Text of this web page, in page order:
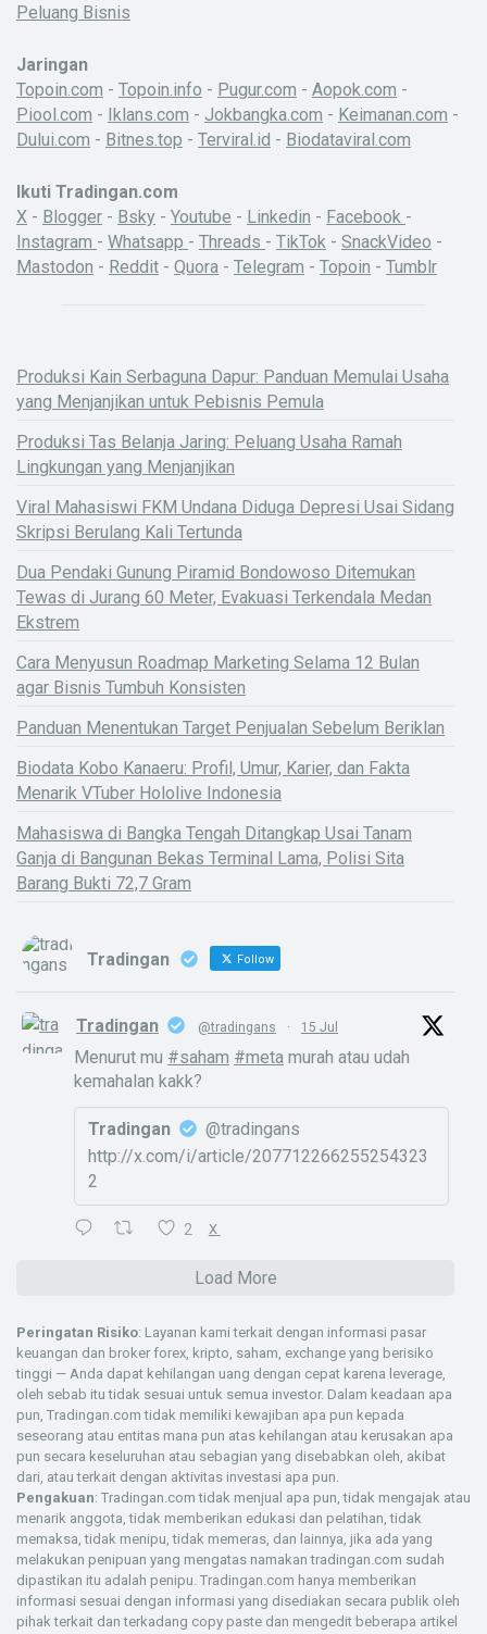
Peluang Bisnis
Jaringan
Topoin.com - Topoin.info - Pugur.com - Aopok.com -
Piool.com - Iklans.com - Jokbangka.com - Keimanan.com -
Dului.com - Bitnes.top - Terviral.id - Biodataviral.com
Ikuti Tradingan.com
X - Blogger - Bsky - Youtube - Linkedin - Facebook -
Instagram - Whatsapp - Threads - TikTok - SnackVideo -
Mastodon - Reddit - Quora - Telegram - Topoin - Tumblr
Produksi Kain Serbaguna Dapur: Panduan Memulai Usaha
yang Menjanjikan untuk Pebisnis Pemula
Produksi Tas Belanja Jaring: Peluang Usaha Ramah
Lingkungan yang Menjanjikan
Viral Mahasiswi FKM Undana Diduga Depresi Usai Sidang
Skripsi Berulang Kali Tertunda
Dua Pendaki Gunung Piramid Bondowoso Ditemukan
Tewas di Jurang 60 Meter, Evakuasi Terkendala Medan
Ekstrem
Cara Menyusun Roadmap Marketing Selama 12 Bulan
agar Bisnis Tumbuh Konsisten
Panduan Menentukan Target Penjualan Sebelum Beriklan
Biodata Kobo Kanaeru: Profil, Umur, Karier, dan Fakta
Menarik VTuber Hololive Indonesia
Mahasiswa di Bangka Tengah Ditangkap Usai Tanam
Ganja di Bangunan Bekas Terminal Lama, Polisi Sita
Barang Bukti 72,7 Gram
Tradingan Follow
Tradingan @tradingans · 15 Jul
Menurut mu #saham #meta murah atau udah
kemahalan kakk?
Tradingan
@tradingans
http://x.com/i/article/207712266255254323
2
2 X
Load More
Peringatan Risiko: Layanan kami terkait dengan informasi pasar
keuangan dan broker forex, kripto, saham, exchange yang berisiko
tinggi — Anda dapat kehilangan uang dengan cepat karena leverage,
oleh sebab itu tidak sesuai untuk semua investor. Dalam keadaan apa
pun, Tradingan.com tidak memiliki kewajiban apa pun kepada
seseorang atau entitas mana pun atas kehilangan atau kerusakan apa
pun secara keseluruhan atau sebagian yang disebabkan oleh, akibat
dari, atau terkait dengan aktivitas investasi apa pun.
Pengakuan: Tradingan.com tidak menjual apa pun, tidak mengajak atau
menarik anggota, tidak memberikan edukasi dan pelatihan, tidak
memaksa, tidak menipu, tidak memeras, dan lainnya, jika ada yang
melakukan penipuan yang mengatas namakan tradingan.com sudah
dipastikan itu adalah penipu. Tradingan.com hanya memberikan
informasi sesuai dengan informasi yang disediakan secara publik oleh
pihak terkait dan terkadang copy paste dan mengedit beberapa artikel